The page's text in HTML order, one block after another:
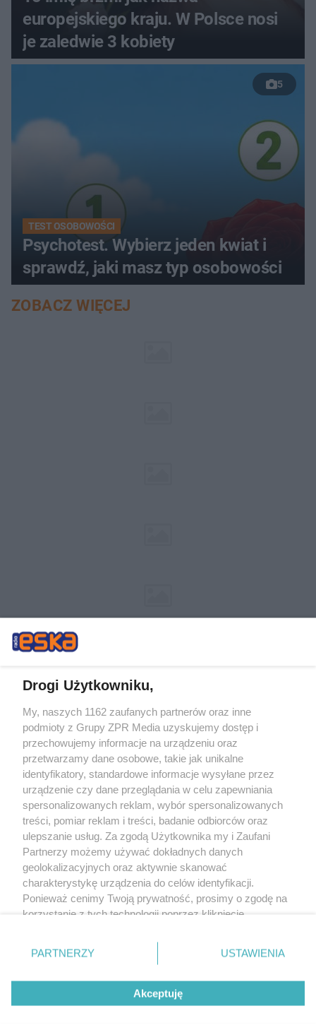
europejskiego kraju. W Polsce nosi
je zaledwie 3 kobiety
5
TEST OSOBOWOŚCI
Psychotest. Wybierz jeden kwiat i
sprawdź, jaki masz typ osobowości
ZOBACZ WIĘCEJ
Żaden utwór zamieszczony w serwisie nie może być powielany i
rozpowszechniany lub dalej rozpowszechniany w jakikolwiek sposób (w
tym także elektroniczny lub mechaniczny) na jakimkolwiek polu
eksploatacji w jakiejkolwiek formie, włącznie z umieszczaniem w Internecie
bez pisemnej zgody właściciela praw. Jakiekolwiek użycie lub
wykorzystanie utworów w całości lub w części z naruszeniem prawa, tzn.
bez właściwej zgody, jest zabronione pod groźbą kary i może być ścigane
prawnie.
O nas
Drogi Użytkowniku,
My, naszych 1162 zaufanych partnerów oraz inne
podmioty z Grupy ZPR Media uzyskujemy dostęp i
przechowujemy informacje na urządzeniu oraz
przetwarzamy dane osobowe, takie jak unikalne
identyfikatory, standardowe informacje wysyłane przez
urządzenie czy dane przeglądania w celu zapewniania
spersonalizowanych reklam, wybór spersonalizowanych
treści, pomiar reklam i treści, badanie odbiorców oraz
ulepszanie usług. Za zgodą Użytkownika my i Zaufani
Partnerzy możemy używać dokładnych danych
geolokalizacyjnych oraz aktywnie skanować
charakterystykę urządzenia do celów identyfikacji.
Ponieważ cenimy Twoją prywatność, prosimy o zgodę na
korzystanie z tych technologii poprzez kliknięcie
zmienić/wycofać klikając przycisk ustawień prywatności
znajdujący się w lewym dolnym rogu strony
rodzaje przetwarzania danych nie wymagają zgody
użytkownika, ale masz prawo sprzeciwić się takiemu
przetwarzaniu. Preferencje będą miały zastosowanie tylko
PARTNERZY USTAWIENIA
Akceptuję